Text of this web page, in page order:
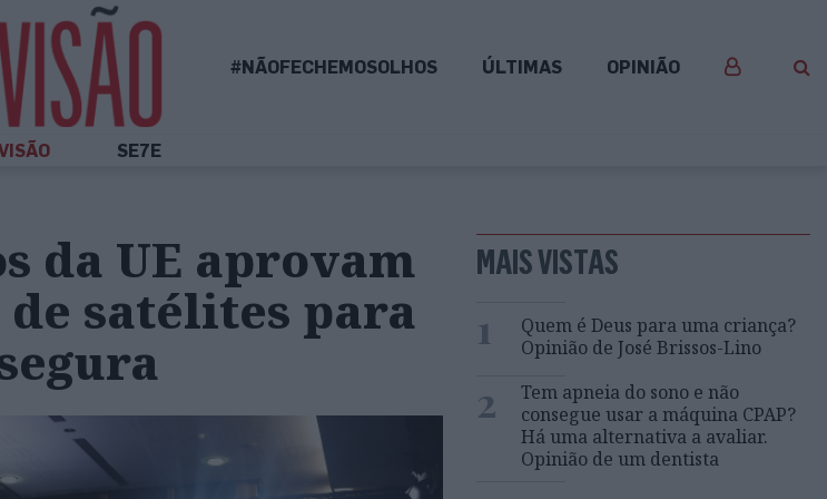
#NÃOFECHEMOSOLHOS ÚLTIMAS OPINIÃO
SE7E
da UE aprovam
satélites para
MAIS VISTAS
1
Quem é Deus para uma criança?
Opinião de José Brissos-Lino
2
Tem apneia do sono e não
consegue usar a máquina CPAP?
Há uma alternativa a avaliar.
Opinião de um dentista